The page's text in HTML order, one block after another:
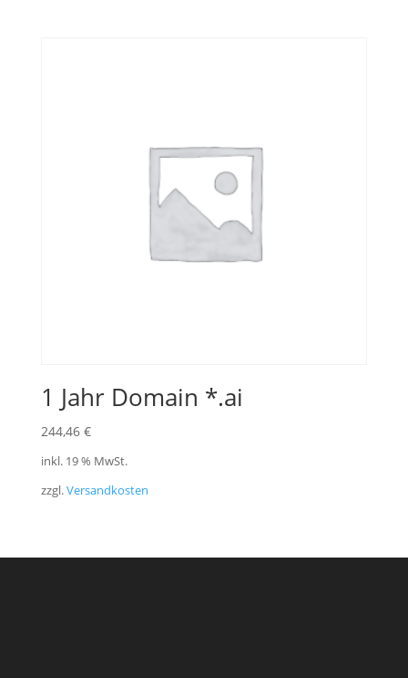
1 Jahr Domain *.ai
244,46 €
inkl. 19 % MwSt.
zzgl.Versandkosten